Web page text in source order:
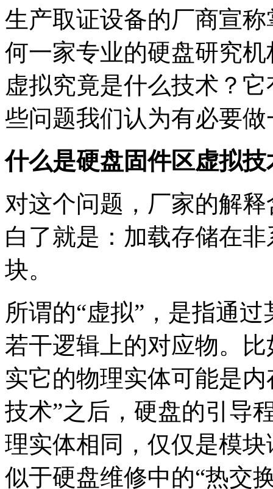
生产取证设备的厂商宣
何一家专业的硬盘研究
虚拟究竟是什么技术？
些问题我们认为有必要
什么是硬盘固件区虚拟技
对这个问题，厂家的解
白了就是：加载存储在
块。
所谓的“虚拟”，是指通
若干逻辑上的对应物。
实它的物理实体可能是
技术”之后，硬盘的引导
理实体相同，仅仅是模
似于硬盘维修中的“热交